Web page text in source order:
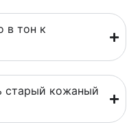
в тон к
старый кожаный